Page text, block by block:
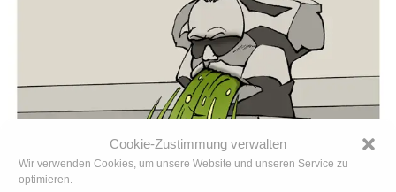
Cookie-Zustimmung verwalten
Wir verwenden Cookies, um unsere Website und unseren Service zu
optimieren.